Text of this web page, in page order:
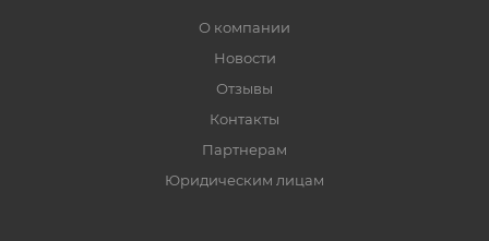
О компании
Новости
Отзывы
Контакты
Партнерам
Юридическим лицам